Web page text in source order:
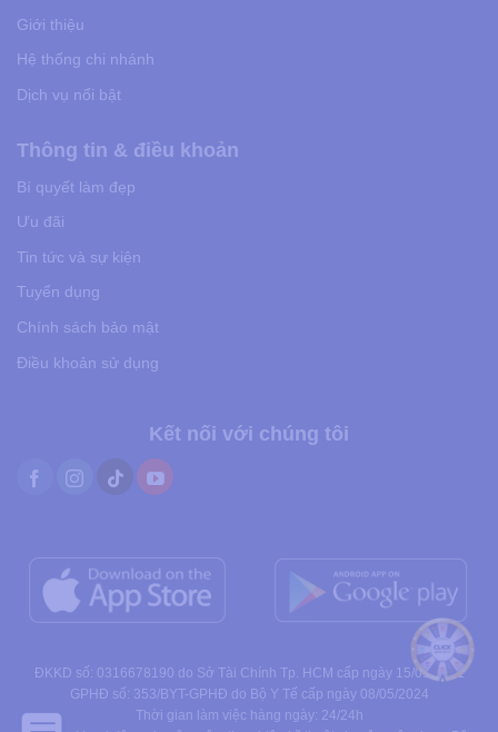
Giới thiệu
Hệ thống chi nhánh
Dịch vụ nổi bật
Thông tin & điều khoản
Bí quyết làm đẹp
Ưu đãi
Tin tức và sự kiện
Tuyển dụng
Chính sách bảo mật
Điều khoản sử dụng
Kết nối với chúng tôi
ĐKKD số: 0316678190 do Sở Tài Chính Tp. HCM cấp ngày 15/01/2021
GPHĐ số: 353/BYT-GPHĐ do Bộ Y Tế cấp ngày 08/05/2024
Thời gian làm việc hàng ngày: 24/24h